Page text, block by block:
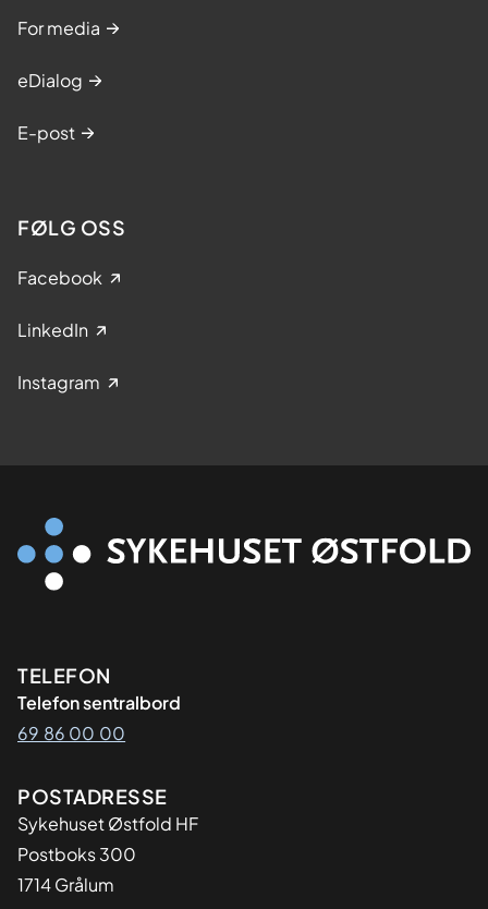
For media
eDialog
E-post
FØLG OSS
Facebook
LinkedIn
Instagram
Kontaktinformasjon
TELEFON
Telefon sentralbord
69 86 00 00
Adresse
POSTADRESSE
Sykehuset Østfold HF
Postboks 300
1714 Grålum